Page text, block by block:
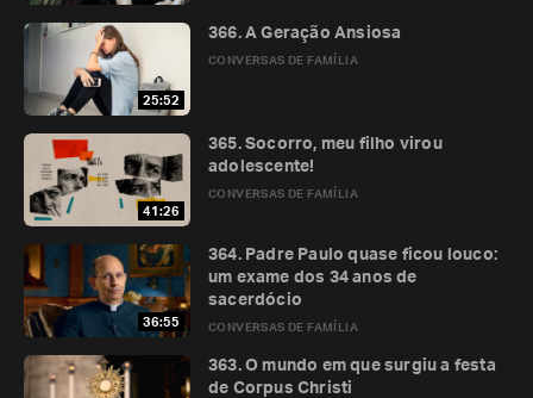
25:52
CONVERSAS DE FAMÍLIA
366. A Geração Ansiosa
41:26
CONVERSAS DE FAMÍLIA
365. Socorro, meu filho virou
adolescente!
36:55 CONVERSAS DE FAMÍLIA
364. Padre Paulo quase ficou louco:
um exame dos 34 anos de
sacerdócio
363. O mundo em que surgiu a festa
de Corpus Christi